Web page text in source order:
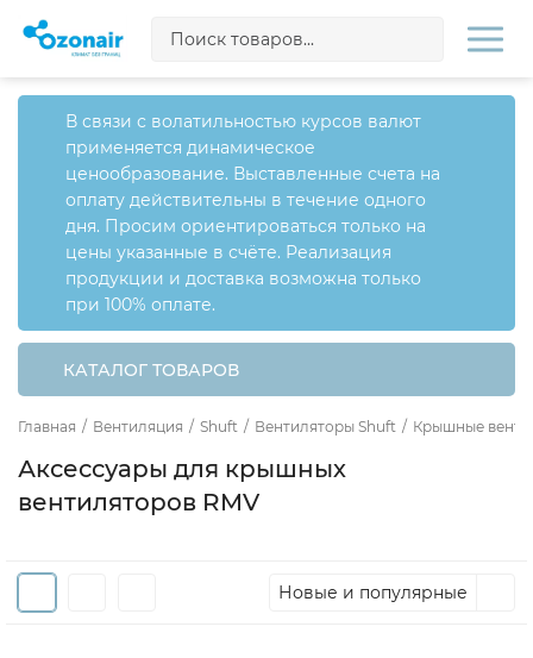
В связи с волатильностью курсов валют
применяется динамическое
ценообразование. Выставленные счета на
оплату действительны в течение одного
дня. Просим ориентироваться только на
цены указанные в счёте. Реализация
продукции и доставка возможна только
при 100% оплате.
КАТАЛОГ ТОВАРОВ
Главная / Вентиляция / Shuft / Вентиляторы Shuft / Крышные
Аксессуары для крышных
вентиляторов RMV
Новые и популярные